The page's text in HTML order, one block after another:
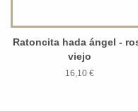
Ratoncita hada ángel -
viejo
16,10 €